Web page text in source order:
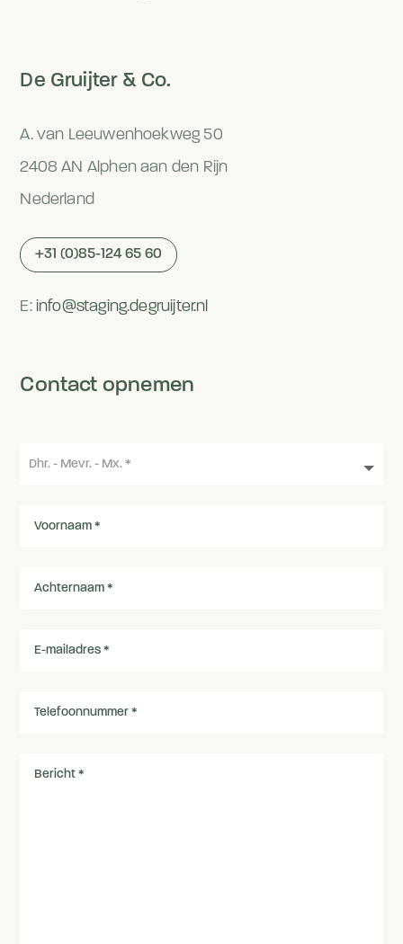
De Gruijter & Co.
A. van Leeuwenhoekweg 50
2408 AN Alphen aan den Rijn
Nederland
+31 (0)85-124 65 60
E: info@staging.degruijter.nl
Contact opnemen